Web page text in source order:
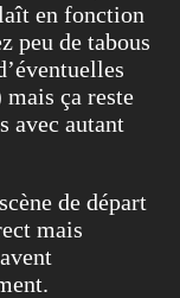
en fonction
peu de tabous
ça reste
avec autant
de départ
mais